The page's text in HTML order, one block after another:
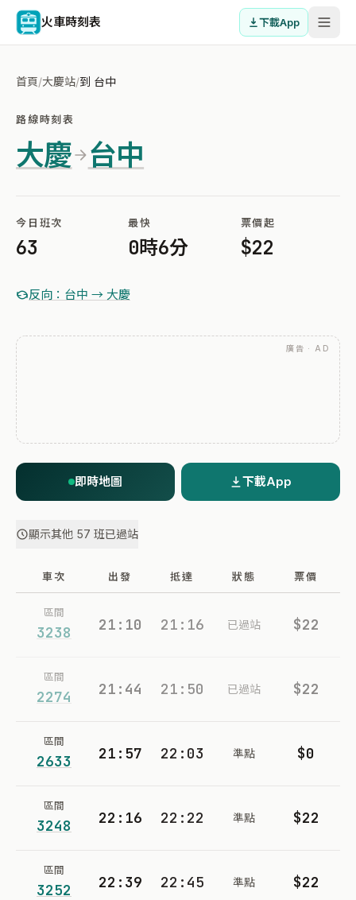
火車時刻表 下載App
首頁/大慶站/到 台中
路線時刻表
大慶 台中
今日班次
63
最快
0時6分
票價起
$22
反向：台中 → 大慶
廣告 · AD
即時地圖 下載App
顯示其他 57 班已過站
車次 出發 抵達 狀態 票價
區間
3238 21:10 21:16 已過站 $22
區間
2274 21:44 21:50 已過站 $22
區間
2633 21:57 22:03 準點 $0
區間
3248 22:16 22:22 準點 $22
區間
3252 22:39 22:45 準點 $22